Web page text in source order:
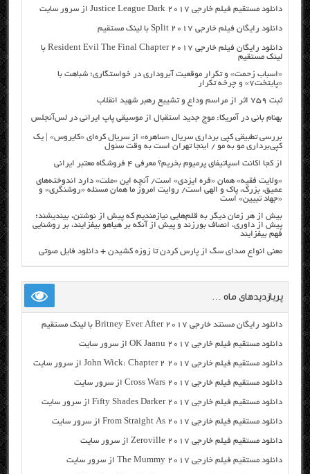
دانلود مستقیم فیلم خارجی Justice League Dark 2017 از سرور سایت
دانلود رایگان فیلم خارجی Split 2017 با لینک مستقیم
دانلود رایگان فیلم خارجی Resident Evil The Final Chapter 2017 با
لینک مستقیم
«اسباب زحمت» و تکرار موقعیت آبروداری در خواستگاری؛ شباهت با
«پایتخت۷» و چرخه تکرار
ثبت ۷۵۹ اثر از مراسم وداع و تشییع رهبر شهید انقلاب
بهنام بانی در آمریکا: موج جدید استقبال از موسیقی پاپ ایرانی در لس‌آنجلس
بررسی تطبیقی کپی برداری سریال «ساهره» از سریال کره‌ای «کایروس» | یک
کپی‌برداری مو به مو / اینجا تهران است به وقت سئول
از کجا اکانت اسپاتیفای پرمیوم بخریم؟ معرفی ۴ فروشگاه معتبر ایرانی
«ولایت فقیه» همان «فره ایزدی» است/ آنچه این «ملت» دارد اندوخته‌های
عمیق، بزرگ، پاک و الهی است/ روایت امروز ما همان مسئله «روشنگری» و
«جهاد تبیین» است
بیش از هر زمان دیگر به قلم‌هایی نیازمندیم که پیش از نوشتن، بیندیشند؛
پیش از داوری، انصاف بورزند و پیش از آنکه بر هیاهو بیفزایند، بر روشنایی
فهم بیفزایند
معنی انواع صدای سگ از پارس کردن تا زوزه کشیدن + دانلود فایل صوتی
پربازدیدهای ماه …
دانلود رایگان مسنتد خارجی Britney Ever After 2017 با لینک مستقیم
دانلود مستقیم فیلم خارجی OK Jaanu 2017 از سرور سایت
دانلود مستقیم فیلم خارجی John Wick: Chapter 2 2017 از سرور سایت
دانلود مستقیم فیلم خارجی Cross Wars 2017 از سرور سایت
دانلود مستقیم فیلم خارجی Fifty Shades Darker 2017 از سرور سایت
دانلود مستقیم فیلم خارجی From Straight As 2017 از سرور سایت
دانلود مستقیم فیلم خارجی Zeroville 2017 از سرور سایت
دانلود مستقیم فیلم خارجی The Mummy 2017 از سرور سایت